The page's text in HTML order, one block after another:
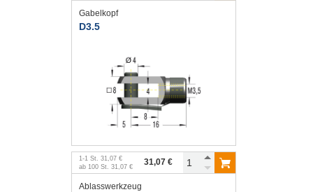
Gabelkopf
D3.5
1 -1 St. 31,07 €
ab 100 St. 31,07 € 31,07 €
Ablasswerkzeug